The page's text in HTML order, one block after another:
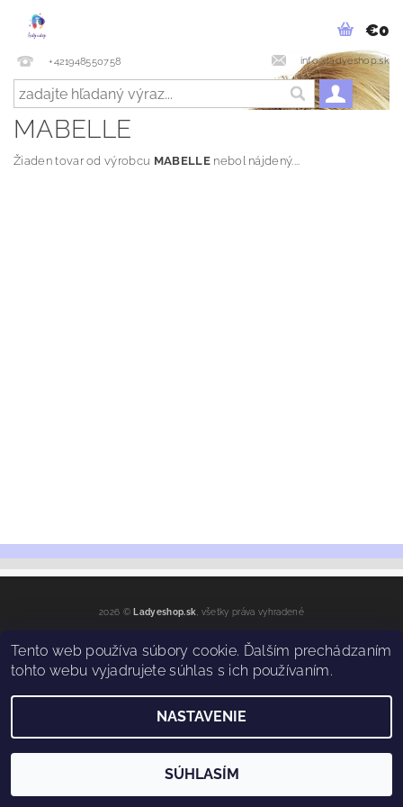
+421948550758 info@ladyeshop.sk
€0
MABELLE
Žiaden tovar od výrobcu MABELLEnebol nájdený....
2026 © Ladyeshop.sk , všetky práva vyhradené
Vytvoril Shoptet
Tento web používa súbory cookie. Ďalším prechádzaním
tohto webu vyjadrujete súhlas s ich používaním.
NASTAVENIE
SÚHLASÍM